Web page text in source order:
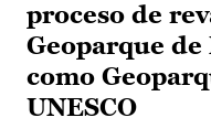
proceso de
Geoparque
como
UNESCO